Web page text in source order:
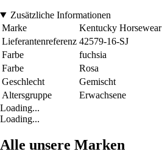
Zusätzliche Informationen
Marke
Kentucky Horsewear
Lieferantenreferenz 42579-16-SJ
Farbe
fuchsia
Farbe
Rosa
Geschlecht
Gemischt
Altersgruppe
Erwachsene
Loading...
Loading...
Alle unsere Marken